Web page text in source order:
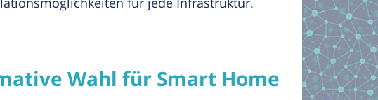
Wahl für Smart Home